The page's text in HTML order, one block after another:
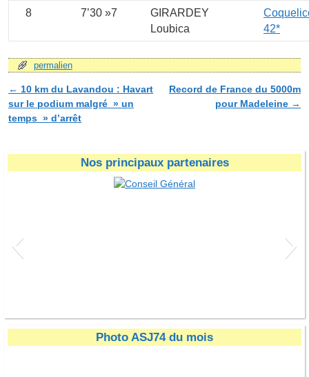
8 7’30 »7
GIRARDEY
Loubica
42*
permalien
Navigation des articles
← 10 km du Lavandou : Havart
sur le podium malgré » un
temps » d’arrêt
Record de France du 5000m
pour Madeleine →
Nos principaux partenaires
Conseil Général
Photo ASJ74 du mois